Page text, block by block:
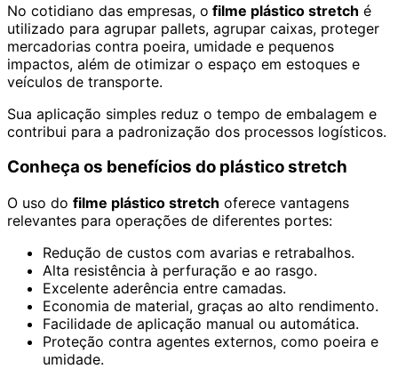
No cotidiano das empresas, o filme plástico stretch é
utilizado para agrupar pallets, agrupar caixas, proteger
mercadorias contra poeira, umidade e pequenos
impactos, além de otimizar o espaço em estoques e
veículos de transporte.
Sua aplicação simples reduz o tempo de embalagem e
contribui para a padronização dos processos logísticos.
Conheça os benefícios do plástico stretch
O uso do filme plástico stretch oferece vantagens
relevantes para operações de diferentes portes:
Redução de custos com avarias e retrabalhos.
Alta resistência à perfuração e ao rasgo.
Excelente aderência entre camadas.
Economia de material, graças ao alto rendimento.
Facilidade de aplicação manual ou automática.
Proteção contra agentes externos, como poeira e
umidade.